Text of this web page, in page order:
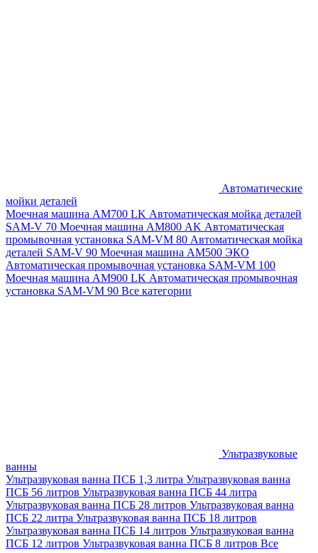
Автоматические
мойки деталей
Моечная машина AM700 LK Автоматическая мойка деталей
SAM-V 70 Моечная машина АМ800 AK Автоматическая
промывочная установка SAM-VM 80 Автоматическая мойка
деталей SAM-V 90 Моечная машина АМ500 ЭКО
Автоматическая промывочная установка SAM-VM 100
Моечная машина AM900 LK Автоматическая промывочная
установка SAM-VM 90 Все категории
Ультразвуковые
ванны
Ультразвуковая ванна ПСБ 1,3 литра Ультразвуковая ванна
ПСБ 56 литров Ультразвуковая ванна ПСБ 44 литра
Ультразвуковая ванна ПСБ 28 литров Ультразвуковая ванна
ПСБ 22 литра Ультразвуковая ванна ПСБ 18 литров
Ультразвуковая ванна ПСБ 14 литров Ультразвуковая ванна
ПСБ 12 литров Ультразвуковая ванна ПСБ 8 литров Все